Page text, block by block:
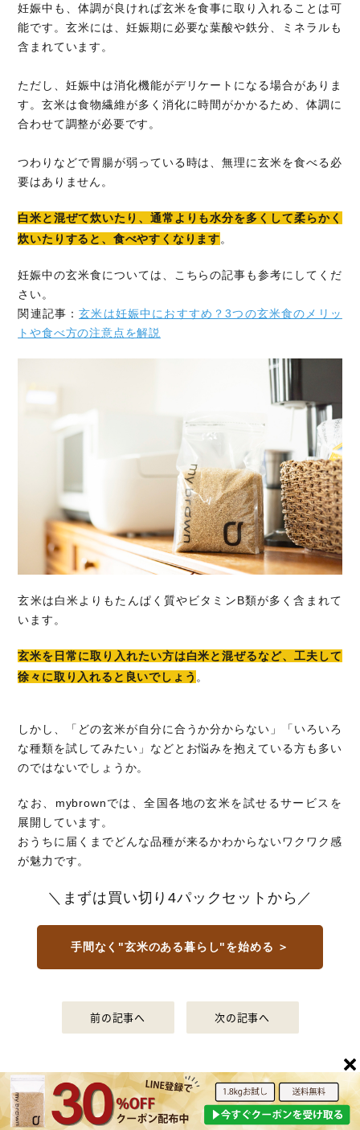
妊娠中も、体調が良ければ玄米を食事に取り入れることは可
能です。玄米には、妊娠期に必要な葉酸や鉄分、ミネラルも
含まれています。
ただし、妊娠中は消化機能がデリケートになる場合がありま
す。玄米は食物繊維が多く消化に時間がかかるため、体調に
合わせて調整が必要です。
つわりなどで胃腸が弱っている時は、無理に玄米を食べる必
要はありません。
白米と混ぜて炊いたり、通常よりも水分を多くして柔らかく
炊いたりすると、食べやすくなります。
妊娠中の玄米食については、こちらの記事も参考にしてくだ
さい。
関連記事：玄米は妊娠中におすすめ？3つの玄米食のメリッ
トや食べ方の注意点を解説
玄米は白米よりもたんぱく質やビタミンB類が多く含まれて
います。
玄米を日常に取り入れたい方は白米と混ぜるなど、工夫して
徐々に取り入れると良いでしょう 。
しかし、「どの玄米が自分に合うか分からない」「いろいろ
な種類を試してみたい」などとお悩みを抱えている方も多い
のではないでしょうか。
なお、mybrownでは、全国各地の玄米を試せるサービスを
展開しています。
おうちに届くまでどんな品種が来るかわからないワクワク感
が魅力です。
＼まずは買い切り4パックセットから／
手間なく"玄米のある暮らし"を始める ＞
前の記事へ 次の記事へ
COLUMN